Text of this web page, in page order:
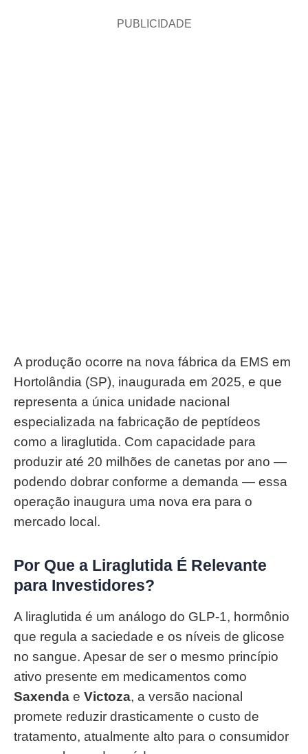
PUBLICIDADE
A produção ocorre na nova fábrica da EMS em
Hortolândia (SP), inaugurada em 2025, e que
representa a única unidade nacional
especializada na fabricação de peptídeos
como a liraglutida. Com capacidade para
produzir até 20 milhões de canetas por ano —
podendo dobrar conforme a demanda — essa
operação inaugura uma nova era para o
mercado local.
Por Que a Liraglutida É Relevante
para Investidores?
A liraglutida é um análogo do GLP‑1, hormônio
que regula a saciedade e os níveis de glicose
no sangue. Apesar de ser o mesmo princípio
ativo presente em medicamentos como
Saxenda e Victoza, a versão nacional
promete reduzir drasticamente o custo de
tratamento, atualmente alto para o consumidor